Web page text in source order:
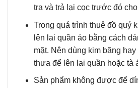
tra và trả lại cọc trước đó
Trong quá trình thuê đồ quý
lên lai quần áo bằng cách
mặt. Nên dùng kim băng
thưa để lên lai quần hoặc tà
Sản phẩm không được để